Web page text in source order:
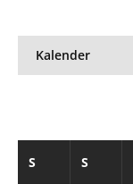
Kalender
S S